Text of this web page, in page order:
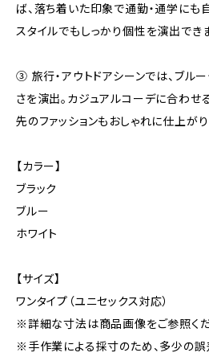
ば、落ち着いた印象で通勤・通学にも
スタイルでもしっかり個性を演出できま
③ 旅行・アウトドアシーンでは、ブル
さを演出。カジュアルコーデに合わせ
先のファッションもおしゃれに仕上がり
【カラー】
ブラック
ブルー
ホワイト
【サイズ】
ワンタイプ（ユニセックス対応）
※詳細な寸法は商品画像をご参照くだ
※手作業による採寸のため、多少の